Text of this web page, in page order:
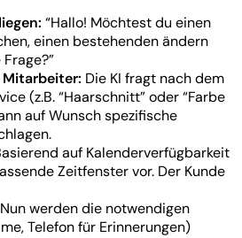
“Hallo! Möchtest du einen
einen bestehenden ändern
Die KI fragt nach dem
(z.B. “Haarschnitt” oder “Farbe
auf Wunsch spezifische
auf Kalenderverfügbarkeit
Zeitfenster vor. Der Kunde
Nun werden die notwendigen
Telefon für Erinnerungen)